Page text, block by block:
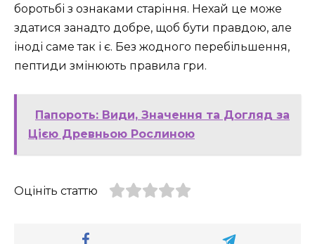
боротьбі з ознаками старіння. Нехай це може
здатися занадто добре, щоб бути правдою, але
іноді саме так і є. Без жодного перебільшення,
пептиди змінюють правила гри.
Папороть: Види, Значення та Догляд за
Цією Древньою Рослиною
Оцініть статтю